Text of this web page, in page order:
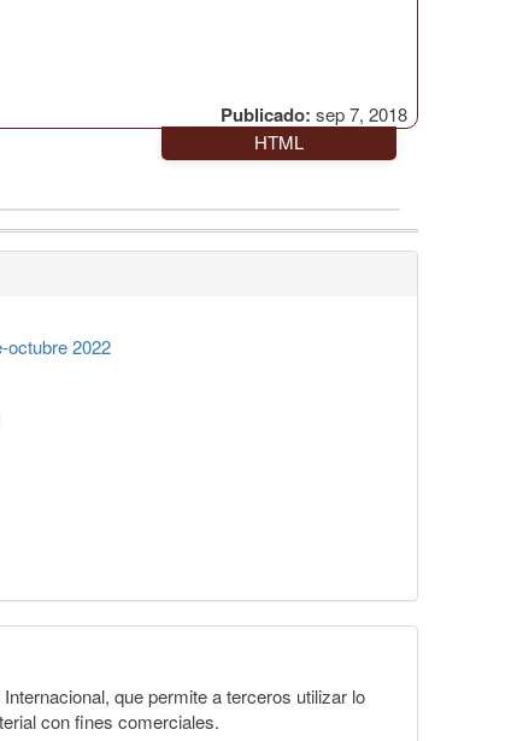
Publicado: sep 7, 2018
HTML
octubre 2022
que permite a terceros utilizar lo
con fines comerciales.